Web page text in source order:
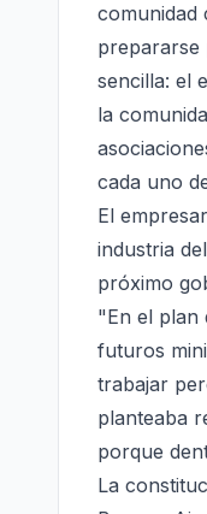
comunidad
prepararse
sencilla: el
la
cada uno
El
industria
próximo
"En el plan
futuros
trabajar
planteaba
porque
La